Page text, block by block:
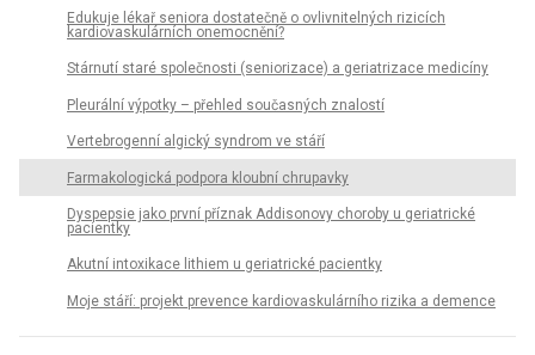
Edukuje lékař seniora dostatečně o ovlivnitelných rizicích
kardiovaskulárních onemocnění?
Stárnutí staré společnosti (seniorizace) a geriatrizace medicíny
Pleurální výpotky – přehled současných znalostí
Vertebrogenní algický syndrom ve stáří
Farmakologická podpora kloubní chrupavky
Dyspepsie jako první příznak Addisonovy choroby u geriatrické
pacientky
Akutní intoxikace lithiem u geriatrické pacientky
Moje stáří: projekt prevence kardiovaskulárního rizika a demence